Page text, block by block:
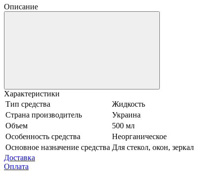
Описание
Характеристики
Тип средства
Жидкость
Страна производитель
Украина
Объем
500 мл
Особенность средства
Неорганическое
Основное назначение средства Для стекол, окон, зеркал
Доставка
Оплата